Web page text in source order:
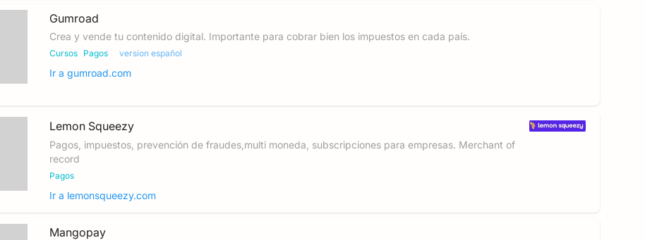
Gumroad
Crea y vende tu contenido digital. Importante para cobrar bien los impuestos en cada país.
Cursos Pagos version español
Ir a gumroad.com
Lemon Squeezy
Pagos, impuestos, prevención de fraudes,multi moneda, subscripciones para empresas. Merchant of
record
Pagos
Ir a lemonsqueezy.com
Mangopay